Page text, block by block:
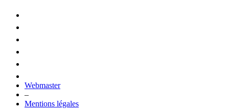
Webmaster
–
Mentions légales